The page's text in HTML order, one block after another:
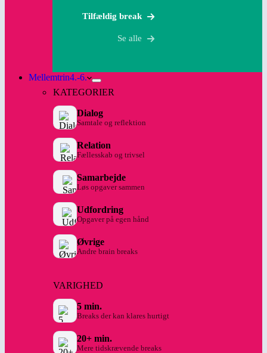
Tilfældig break
Se alle
Mellemtrin4.-6.
KATEGORIER
Dialog
Samtale og reflektion
Relation
Fællesskab og trivsel
Samarbejde
Løs opgaver sammen
Udfordring
Opgaver på egen hånd
Øvrige
Andre brain breaks
VARIGHED
5 min.
Breaks der kan klares hurtigt
20+ min.
Mere tidskrævende breaks